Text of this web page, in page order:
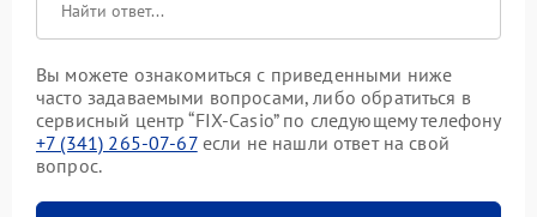
Вы можете ознакомиться с приведенными ниже
часто задаваемыми вопросами, либо обратиться в
сервисный центр “FIX-Casio” по следующему телефону
+7 (341) 265-07-67если не нашли ответ на свой
вопрос.